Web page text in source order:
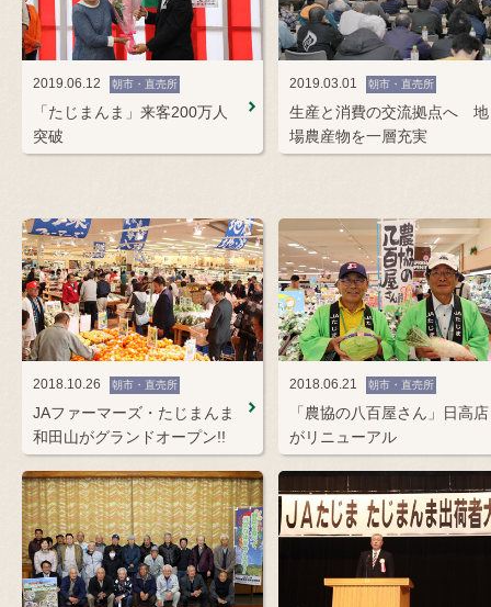
2019.06.12 朝市・直売所
「たじまんま」来客200万人
突破
2019.03.01 朝市・直売所
生産と消費の交流拠点へ 地
場農産物を一層充実
2018.10.26 朝市・直売所
JAファーマーズ・たじまんま
和田山がグランドオープン!!
2018.06.21 朝市・直売所
「農協の八百屋さん」日高店
がリニューアル